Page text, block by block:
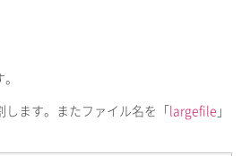
ます。またファイル名を「largefile 」